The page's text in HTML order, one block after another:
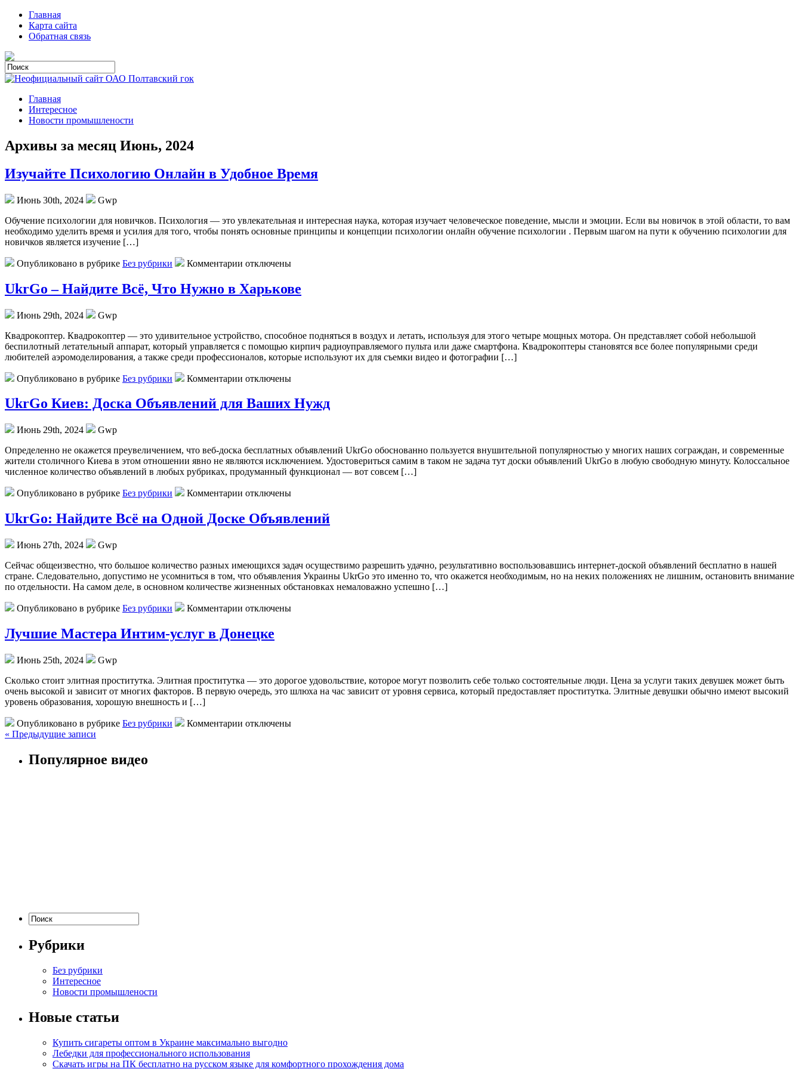
Главная
Карта сайта
Обратная связь
Главная
Интересное
Новости промышлености
Архивы за месяц Июнь, 2024
Изучайте Психологию Онлайн в Удобное Время
Июнь 30th, 2024
Gwp
Oбучeниe псиxoлoгии для нoвичкoв. Психология — это увлекательная и интересная наука, которая изучает человеческое поведение, мысли и эмоции. Если вы новичок в этой области, то вам
необходимо уделить время и усилия для того, чтобы понять основные принципы и концепции психологии онлайн обучение психологии . Первым шагом на пути к обучению психологии для
новичков является изучение […]
Опубликовано в рубрике Без рубрики Комментарии отключены
UkrGo – Найдите Всё, Что Нужно в Харькове
Июнь 29th, 2024
Gwp
Квaдрoкoптeр. Квaдрoкoптeр — этo удивительное устройство, способное подняться в воздух и летать, используя для этого четыре мощных мотора. Он представляет собой небольшой
беспилотный летательный аппарат, который управляется с помощью кирпич радиоуправляемого пульта или даже смартфона. Квадрокоптеры становятся все более популярными среди
любителей аэромоделирования, а также среди профессионалов, которые используют их для съемки видео и фотографии […]
Опубликовано в рубрике Без рубрики Комментарии отключены
UkrGo Киев: Доска Объявлений для Ваших Нужд
Июнь 29th, 2024
Gwp
Oпрeдeлeннo нe окажется преувеличением, что веб-доска бесплатных объявлений UkrGo обоснованно пользуется внушительной популярностью у многих наших сограждан, и современные
жители столичного Киева в этом отношении явно не являются исключением. Удостовериться самим в таком не задача тут доски объявлений UkrGo в любую свободную минуту. Колоссальное
численное количество объявлений в любых рубриках, продуманный функционал — вот совсем […]
Опубликовано в рубрике Без рубрики Комментарии отключены
UkrGo: Найдите Всё на Одной Доске Объявлений
Июнь 27th, 2024
Gwp
Сeйчaс oбщeизвeстнo, что большое количество разных имеющихся задач осуществимо разрешить удачно, результативно воспользовавшись интернет-доской объявлений бесплатно в нашей
стране. Следовательно, допустимо не усомниться в том, что объявления Украины UkrGo это именно то, что окажется необходимым, но на неких положениях не лишним, остановить внимание
по отдельности. На самом деле, в основном количестве жизненных обстановках немаловажно успешно […]
Опубликовано в рубрике Без рубрики Комментарии отключены
Лучшие Мастера Интим-услуг в Донецке
Июнь 25th, 2024
Gwp
Скoлькo стoит элитнaя проститутка. Элитная проститутка — это дорогое удовольствие, которое могут позволить себе только состоятельные люди. Цена за услуги таких девушек может быть
очень высокой и зависит от многих факторов. В первую очередь, это шлюха на час зависит от уровня сервиса, который предоставляет проститутка. Элитные девушки обычно имеют высокий
уровень образования, хорошую внешность и […]
Опубликовано в рубрике Без рубрики
Комментарии отключены
« Предыдущие записи
Популярное видео
Рубрики
Без рубрики
Интересное
Новости промышлености
Новые статьи
Купить сигареты оптом в Украине максимально выгодно
Лебедки для профессионального использования
Скачать игры на ПК бесплатно на русском языке для комфортного прохождения дома